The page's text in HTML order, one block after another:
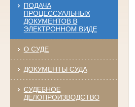
ПОДАЧА
ПРОЦЕССУАЛЬНЫХ
ДОКУМЕНТОВ В
ЭЛЕКТРОННОМ ВИДЕ
О СУДЕ
ДОКУМЕНТЫ СУДА
СУДЕБНОЕ
ДЕЛОПРОИЗВОДСТВО